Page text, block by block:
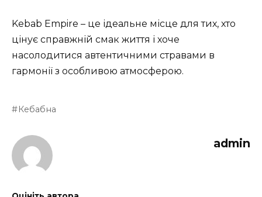
Kebab Empire – це ідеальне місце для тих, хто
цінує справжній смак життя і хоче
насолодитися автентичними стравами в
гармонії з особливою атмосферою.
Кебабна
admin